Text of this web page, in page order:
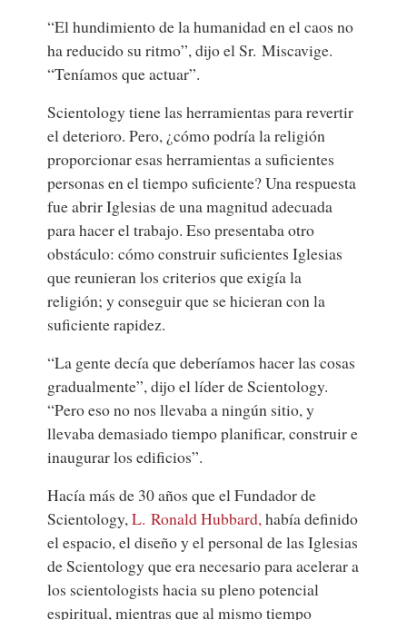
“El hundimiento de la humanidad en el caos no
ha reducido su ritmo”, dijo el Sr. Miscavige.
“Teníamos que actuar”.
Scientology tiene las herramientas para revertir
el deterioro. Pero, ¿cómo podría la religión
proporcionar esas herramientas a suficientes
personas en el tiempo suficiente? Una respuesta
fue abrir Iglesias de una magnitud adecuada
para hacer el trabajo. Eso presentaba otro
obstáculo: cómo construir suficientes Iglesias
que reunieran los criterios que exigía la
religión; y conseguir que se hicieran con la
suficiente rapidez.
“La gente decía que deberíamos hacer las cosas
gradualmente”, dijo el líder de Scientology.
“Pero eso no nos llevaba a ningún sitio, y
llevaba demasiado tiempo planificar, construir e
inaugurar los edificios”.
Hacía más de 30 años que el Fundador de
Scientology,L. Ronald Hubbard,había definido
el espacio, el diseño y el personal de las Iglesias
de Scientology que era necesario para acelerar a
los scientologists hacia su pleno potencial
espiritual, mientras que al mismo tiempo